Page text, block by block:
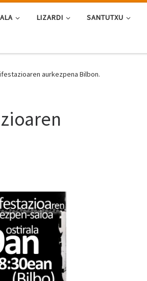
LIZARDI SANTUTXU
aurkezpena Bilbon.